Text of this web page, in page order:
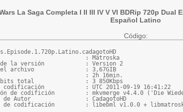
La Saga Completa I II III IV V VI BDRip 720p
Español Latino
Código:
: Matroska
de la versión            : Version 2
del archivo               : 3,67GIB
: 2h 16min.
bits total               : 3 850Kbps
codificación            : UTC 2011-09-19 16:41:22
de codifición         : mkvmerge v4.4.0 ('Die
de Autor                : CadagotoHD
de codificación         : libebml v1.0.0 +